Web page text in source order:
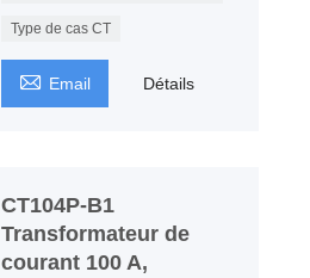
Type de cas CT
 Email Détails
CT104P-B1
Transformateur de
courant 100 A,